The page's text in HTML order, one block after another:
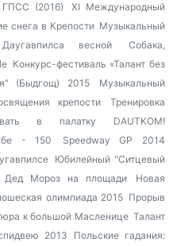
ГПСС (2016)
XI Международный
снега в Крепости Музыкальный
весной
Собака,
Конкурс-фестиваль «Талант без
(Быдгощ) 2015
Музыкальный
крепости
Тренировка
в палатку DAUTKOM!
- 150
Speedway GP 2014
Юбилейный "Ситцевый
Дед Мороз на площади
Новая
олимпиада 2015 Прорыв
к большой Масленице Талант
2013
Польские гадания: